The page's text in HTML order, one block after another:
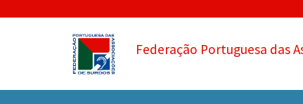
Federação Portuguesa das